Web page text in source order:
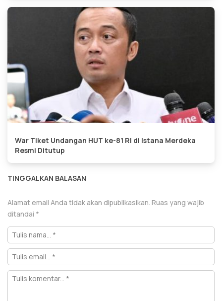
War Tiket Undangan HUT ke-81 RI di Istana Merdeka
Resmi Ditutup
TINGGALKAN BALASAN
Alamat email Anda tidak akan dipublikasikan. Ruas yang wajib
ditandai *